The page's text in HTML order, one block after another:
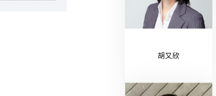
胡又欣